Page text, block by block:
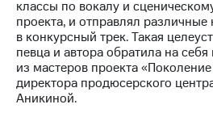
классы по вокалу и
проекта, и отправлял
в конкурсный трек. Такая
певца и автора обратила на
из мастеров проекта
директора продюсерского
Аникиной.